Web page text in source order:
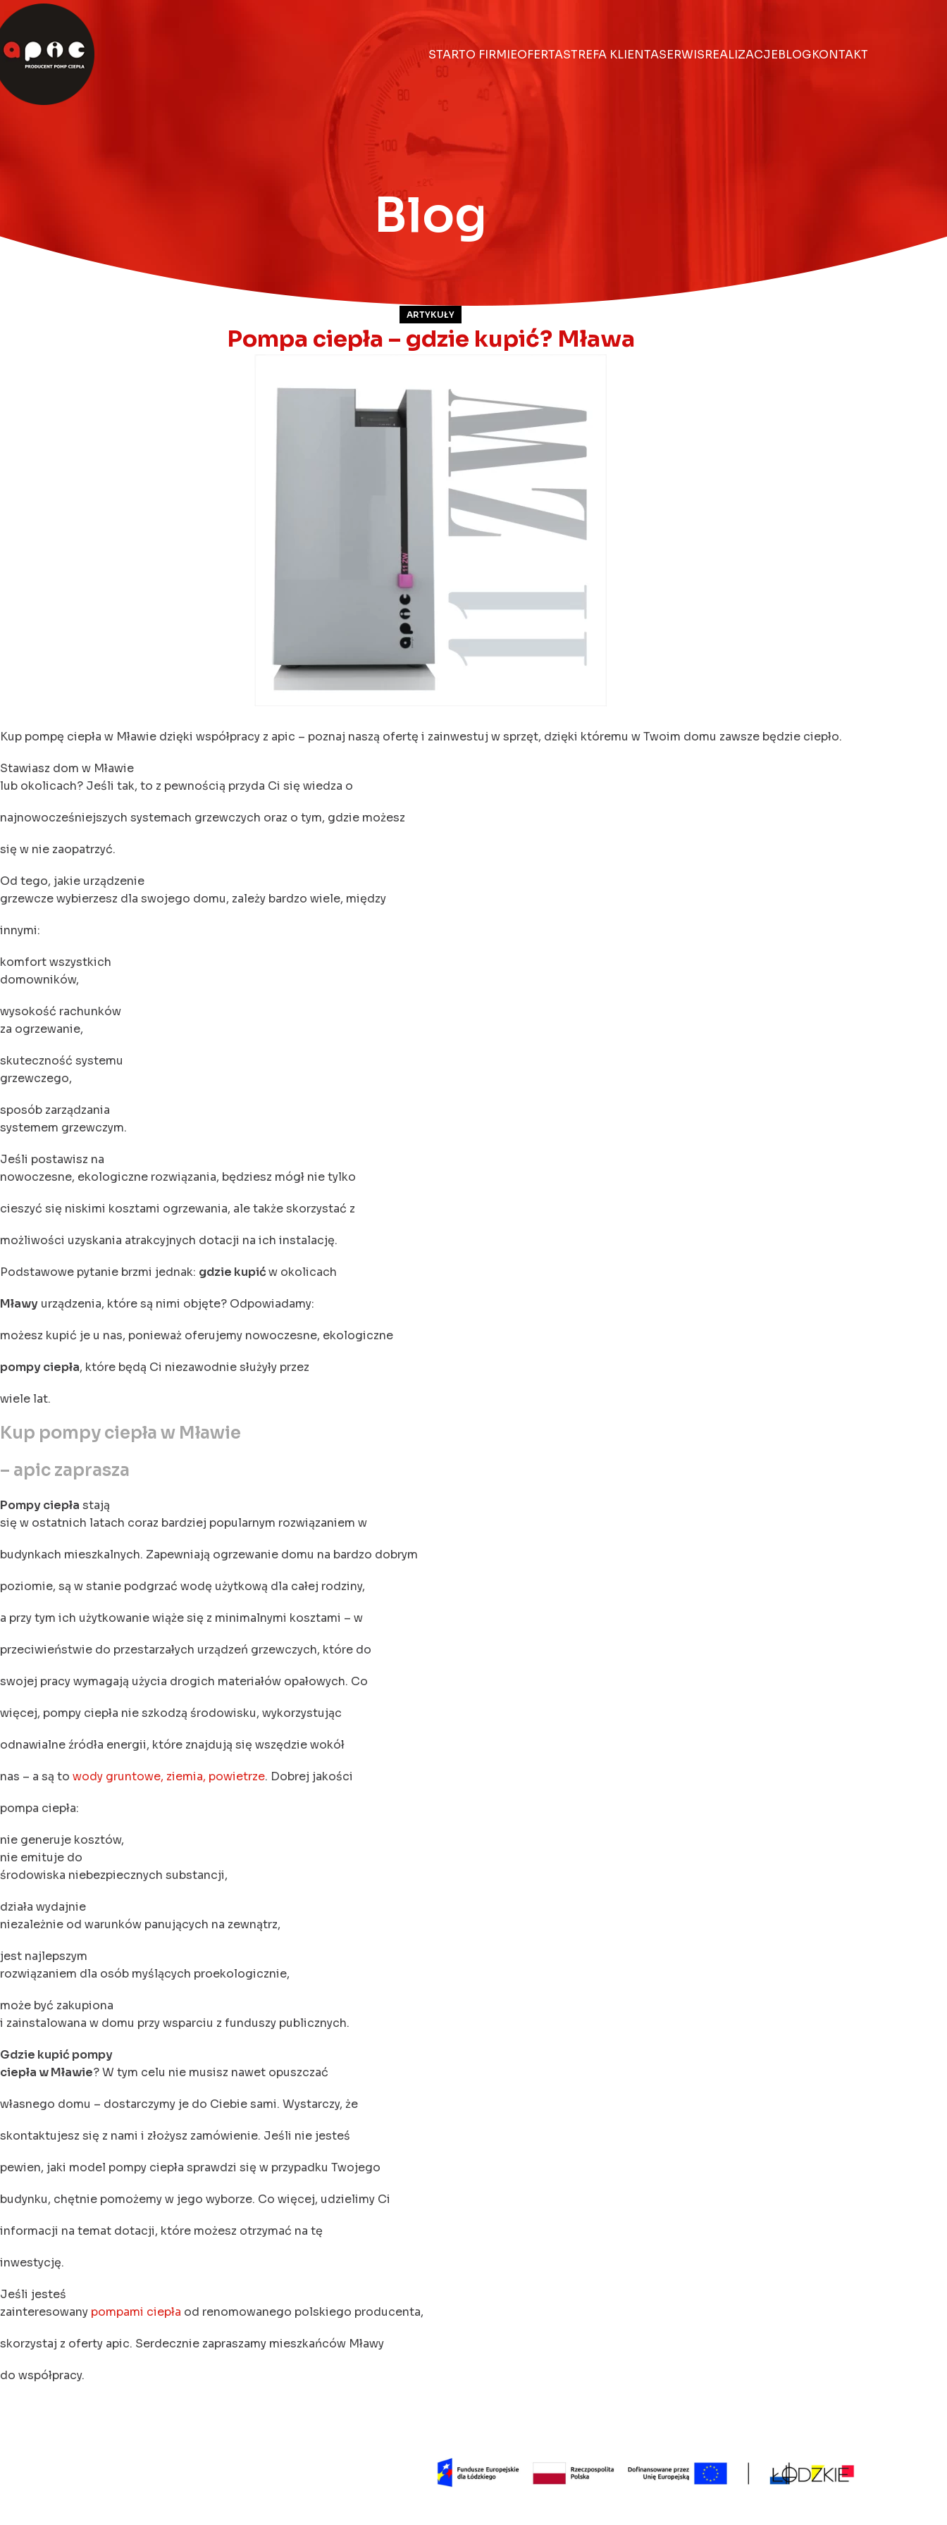
STARTO FIRMIEOFERTASTREFA KLIENTASERWISREALIZACJEBLOGKONTAKT
Blog
ARTYKUŁY
Pompa ciepła – gdzie kupić? Mława
Kup pompę ciepła w Mławie dzięki współpracy z apic – poznaj naszą ofertę i zainwestuj w sprzęt, dzięki któremu w Twoim domu zawsze będzie ciepło.
Stawiasz dom w Mławie
lub okolicach? Jeśli tak, to z pewnością przyda Ci się wiedza o
najnowocześniejszych systemach grzewczych oraz o tym, gdzie możesz
się w nie zaopatrzyć.
Od tego, jakie urządzenie
grzewcze wybierzesz dla swojego domu, zależy bardzo wiele, między
innymi:
komfort wszystkich
domowników,
wysokość rachunków
za ogrzewanie,
skuteczność systemu
grzewczego,
sposób zarządzania
systemem grzewczym.
Jeśli postawisz na
nowoczesne, ekologiczne rozwiązania, będziesz mógł nie tylko
cieszyć się niskimi kosztami ogrzewania, ale także skorzystać z
możliwości uzyskania atrakcyjnych dotacji na ich instalację.
Podstawowe pytanie brzmi jednak: gdzie kupićw okolicach
Mławy urządzenia, które są nimi objęte? Odpowiadamy:
możesz kupić je u nas, ponieważ oferujemy nowoczesne, ekologiczne
pompy ciepła, które będą Ci niezawodnie służyły przez
wiele lat.
Kup pompy ciepła w Mławie
– apic zaprasza
Pompy ciepła stają
się w ostatnich latach coraz bardziej popularnym rozwiązaniem w
budynkach mieszkalnych. Zapewniają ogrzewanie domu na bardzo dobrym
poziomie, są w stanie podgrzać wodę użytkową dla całej rodziny,
a przy tym ich użytkowanie wiąże się z minimalnymi kosztami – w
przeciwieństwie do przestarzałych urządzeń grzewczych, które do
swojej pracy wymagają użycia drogich materiałów opałowych. Co
więcej, pompy ciepła nie szkodzą środowisku, wykorzystując
odnawialne źródła energii, które znajdują się wszędzie wokół
nas – a są to wody gruntowe, ziemia, powietrze. Dobrej jakości
pompa ciepła:
nie generuje kosztów,
nie emituje do
środowiska niebezpiecznych substancji,
działa wydajnie
niezależnie od warunków panujących na zewnątrz,
jest najlepszym
rozwiązaniem dla osób myślących proekologicznie,
może być zakupiona
i zainstalowana w domu przy wsparciu z funduszy publicznych.
Gdzie kupić pompy
ciepła w Mławie? W tym celu nie musisz nawet opuszczać
własnego domu – dostarczymy je do Ciebie sami. Wystarczy, że
skontaktujesz się z nami i złożysz zamówienie. Jeśli nie jesteś
pewien, jaki model pompy ciepła sprawdzi się w przypadku Twojego
budynku, chętnie pomożemy w jego wyborze. Co więcej, udzielimy Ci
informacji na temat dotacji, które możesz otrzymać na tę
inwestycję.
Jeśli jesteś
zainteresowany pompami ciepła od renomowanego polskiego producenta,
skorzystaj z oferty apic. Serdecznie zapraszamy mieszkańców Mławy
do współpracy.